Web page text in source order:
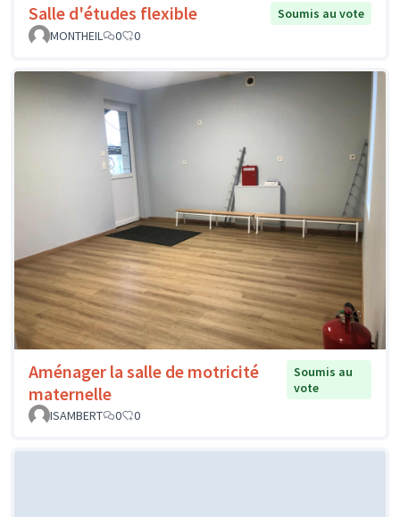
Salle d'études flexible
Soumis au vote
MONTHEIL
0 0
Aménager la salle de motricité
maternelle
Soumis au
vote
ISAMBERT
0 0